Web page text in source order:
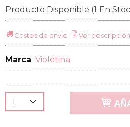
Producto Disponible (1 En
Costes de envío Ver descripción
Marca: Violetina